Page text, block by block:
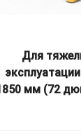
Для
мм (72